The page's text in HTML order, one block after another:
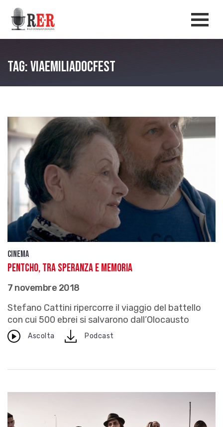
Salta al contenuto principale
Tag: ViaEmiliaDocFest
Cinema
Pentcho, tra speranza e Memoria
7 novembre 2018
Stefano Cattini ripercorre il viaggio del battello
con cui 500 ebrei si salvarono dall’Olocausto
Ascolta downloadPodcast